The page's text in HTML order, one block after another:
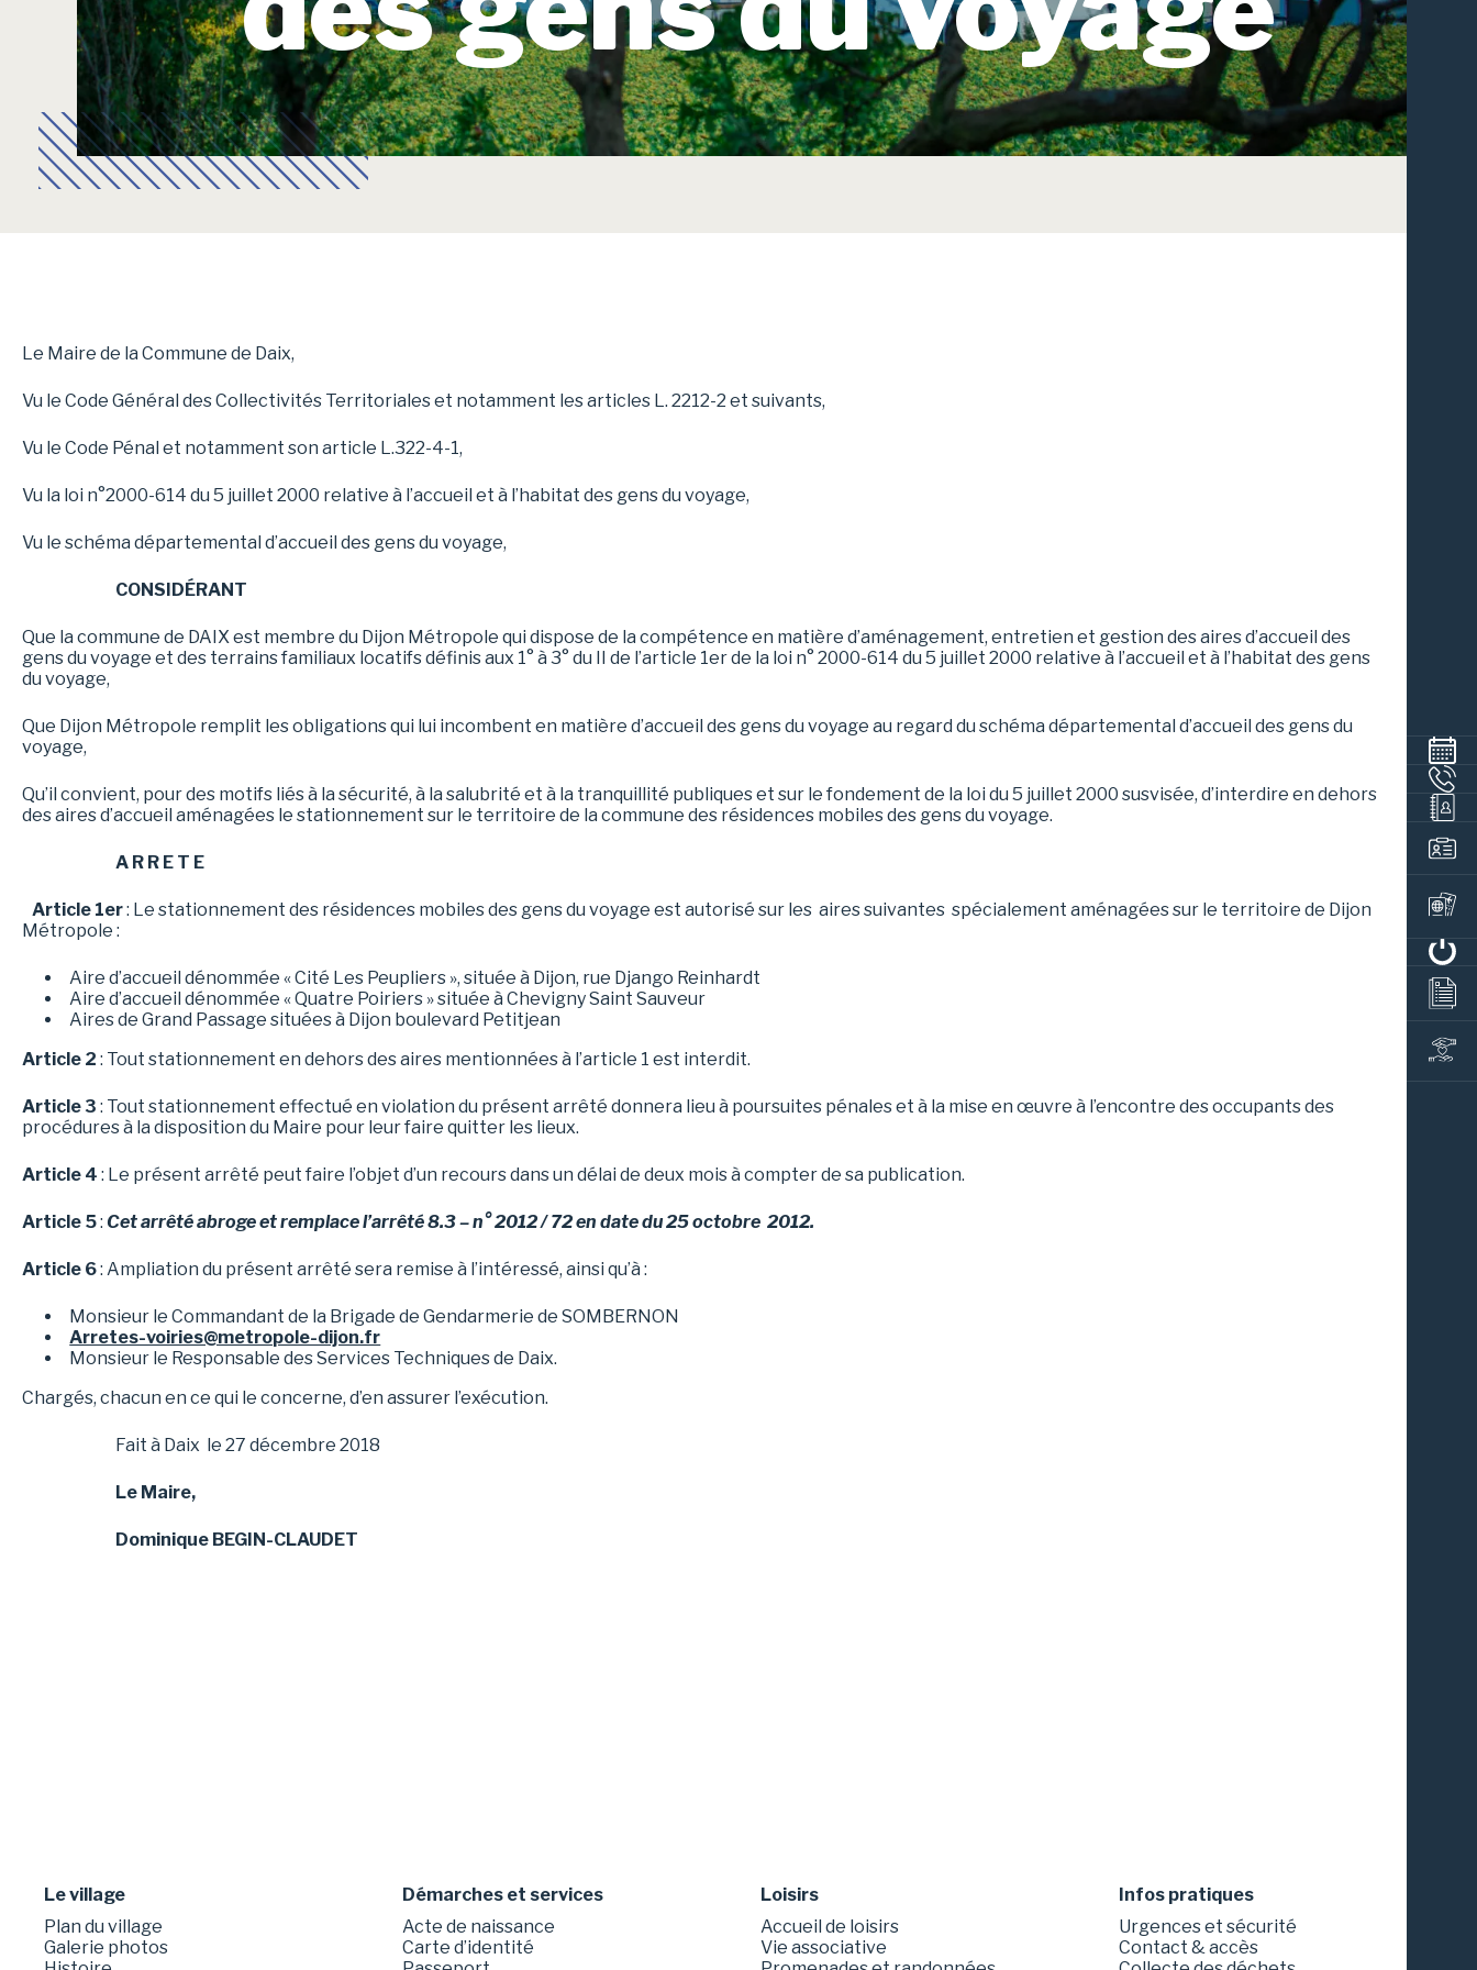
Le Maire de la Commune de Daix,
Vu le Code Général des Collectivités Territoriales et notamment les articles L. 2212-2 et suivants,
Vu le Code Pénal et notamment son article L.322-4-1,
Vu la loi n°2000-614 du 5 juillet 2000 relative à l’accueil et à l’habitat des gens du voyage,
Vu le schéma départemental d’accueil des gens du voyage,
CONSIDÉRANT
Que la commune de DAIX est membre du Dijon Métropole qui dispose de la compétence en matière d’aménagement, entretien et gestion des aires d’accueil des
gens du voyage et des terrains familiaux locatifs définis aux 1° à 3° du II de l’article 1er de la loi n° 2000-614 du 5 juillet 2000 relative à l’accueil et à l’habitat des gens
du voyage,
Que Dijon Métropole remplit les obligations qui lui incombent en matière d’accueil des gens du voyage au regard du schéma départemental d’accueil des gens du
voyage,
Qu’il convient, pour des motifs liés à la sécurité, à la salubrité et à la tranquillité publiques et sur le fondement de la loi du 5 juillet 2000 susvisée, d’interdire en dehors
des aires d’accueil aménagées le stationnement sur le territoire de la commune des résidences mobiles des gens du voyage.
A R R E T E
Article 1er: Le stationnement des résidences mobiles des gens du voyage est autorisé sur les aires suivantes spécialement aménagées sur le territoire de Dijon
Métropole :
Aire d’accueil dénommée « Cité Les Peupliers », située à Dijon, rue Django Reinhardt
Aire d’accueil dénommée « Quatre Poiriers » située à Chevigny Saint Sauveur
Aires de Grand Passage situées à Dijon boulevard Petitjean
Article 2 : Tout stationnement en dehors des aires mentionnées à l’article 1 est interdit.
Article 3 : Tout stationnement effectué en violation du présent arrêté donnera lieu à poursuites pénales et à la mise en œuvre à l’encontre des occupants des
procédures à la disposition du Maire pour leur faire quitter les lieux.
Article 4 : Le présent arrêté peut faire l’objet d’un recours dans un délai de deux mois à compter de sa publication.
Article 5: Cet arrêté abroge et remplace l’arrêté 8.3 – n° 2012 / 72 en date du 25 octobre 2012.
Article 6: Ampliation du présent arrêté sera remise à l’intéressé, ainsi qu’à :
Monsieur le Commandant de la Brigade de Gendarmerie de SOMBERNON
Arretes-voiries@metropole-dijon.fr
Monsieur le Responsable des Services Techniques de Daix.
Chargés, chacun en ce qui le concerne, d’en assurer l’exécution.
Fait à Daix le 27 décembre 2018
Le Maire,
Dominique BEGIN-CLAUDET
Le village
Plan du village
Galerie photos
Démarches et services
Acte de naissance
Carte d’identité
Loisirs
Accueil de loisirs
Vie associative
Infos pratiques
Urgences et sécurité
Contact & accès